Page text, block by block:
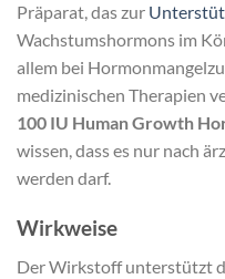
Präparat, das zur
Wachstumshormons im
allem bei
medizinischen Therapien
100 IU Human Growth
wissen, dass es nur nach
werden darf.
Wirkweise
Der Wirkstoff unterstützt